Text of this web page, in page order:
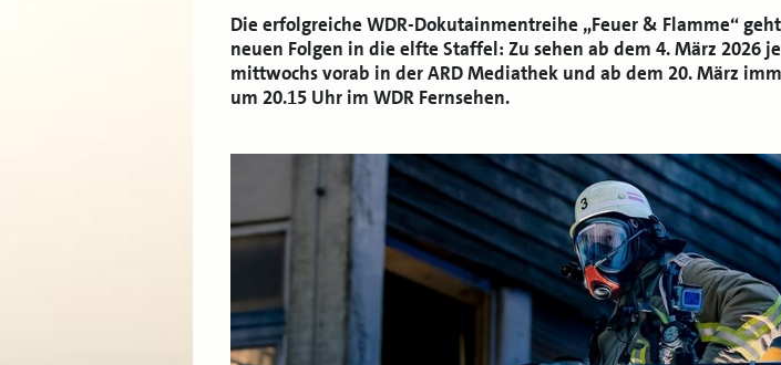
Die erfolgreiche WDR-Dokutainmentreihe „Feuer & Flamme“
neuen Folgen in die elfte Staffel: Zu sehen ab dem 4. März 2026
mittwochs vorab in der ARD Mediathek und ab dem 20. März
um 20.15 Uhr im WDR Fernsehen.